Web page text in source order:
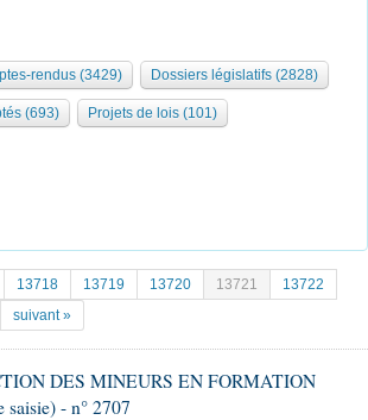
rendus (3429) Dossiers législatifs (2828)
(693) Projets de lois (101)
13718 13719 13720 13721
13722
suivant »
DES MINEURS EN FORMATION
- n° 2707